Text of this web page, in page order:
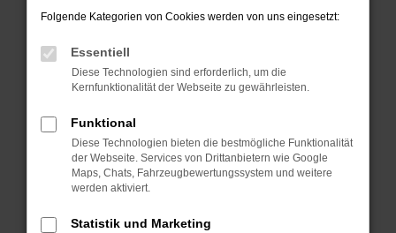
Prüfe deine Browsererweiterungen.
das Laden bestimmter Seiten verhindern.
Funktioniert die Seite in einem anderen Browser
oder in einem privaten Fenster?
Das kann manchmal helfen, vorübergehende
Probleme zu beheben.
Stelle sicher, dass dein Browser und dein
Betriebssystem auf dem neuesten Stand sind.
Sicherheitsrisiko, sondern kann auch dazu führen,
Folgende Kategorien von Cookies werden von uns eingesetzt:
Essentiell
Diese Technologien sind erforderlich, um die
Kernfunktionalität der Webseite zu gewährleisten.
Funktional
Diese Technologien bieten die bestmögliche Funktionalität
der Webseite. Services von Drittanbietern wie Google
Maps, Chats, Fahrzeugbewertungssystem und weitere
werden aktiviert.
Statistik und Marketing